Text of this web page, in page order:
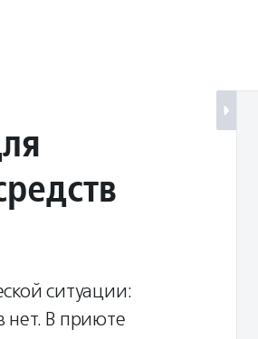
ситуации:
нет. В приюте